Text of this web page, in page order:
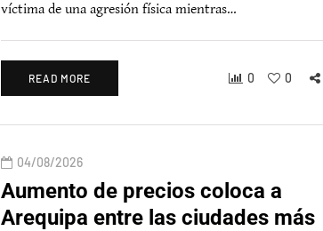
víctima de una agresión física mientras…
READ MORE 0 0
04/08/2026
Aumento de precios coloca a
Arequipa entre las ciudades más